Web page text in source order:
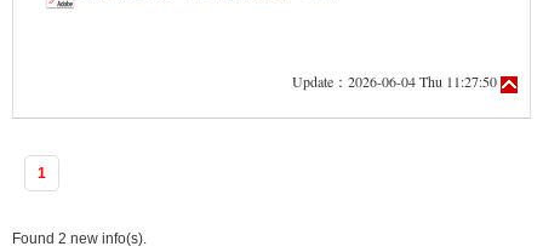
Update：2026-06-04 Thu 11:27:50
1
Found 2 new info(s).